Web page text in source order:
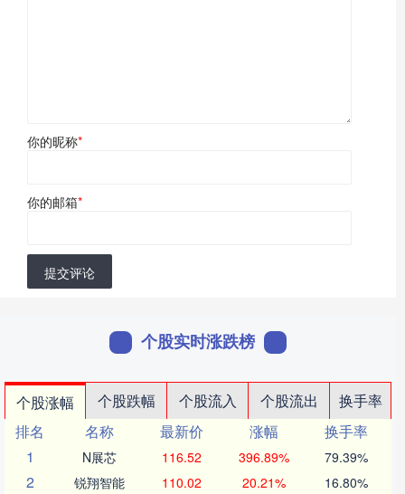
你的昵称*
你的邮箱*
提交评论
个股实时涨跌榜
个股涨幅 个股跌幅 个股流入 个股流出
换手率
排名
名称 最新价 涨幅
换手率
1
N展芯 116.52 396.89% 79.39%
2 锐翔智能 110.02 20.21% 16.80%